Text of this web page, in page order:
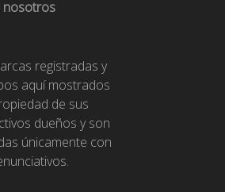
nosotros
registradas y
aquí mostrados
de sus
dueños y son
únicamente con